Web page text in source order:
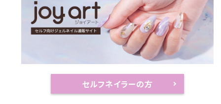
セルフネイラーの方